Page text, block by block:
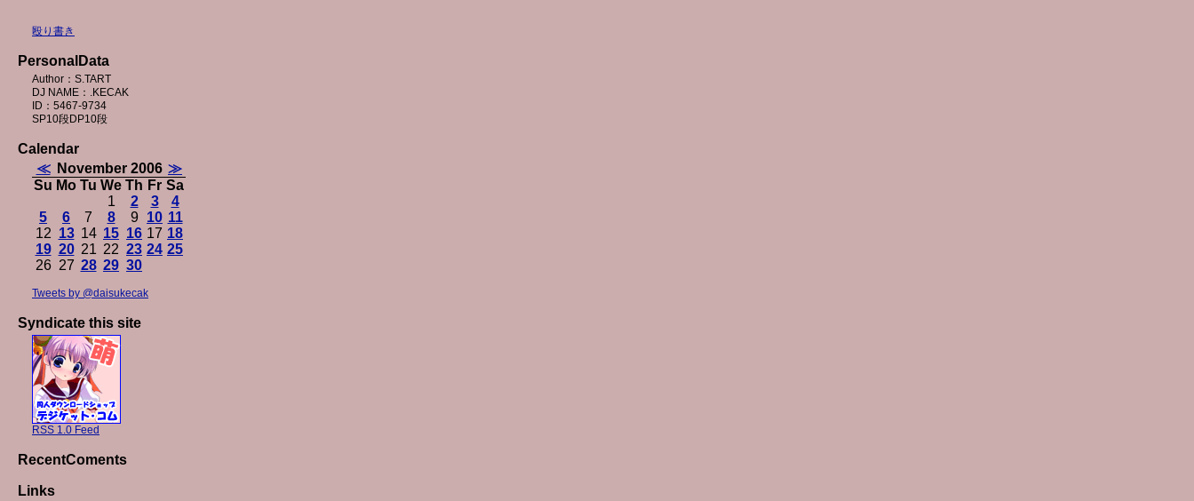
殴り書き
PersonalData
Author：S.TART
DJ NAME：.KECAK
ID：5467-9734
SP10段DP10段
Calendar
≪
November 2006 ≫
Su Mo Tu We Th Fr Sa
1
2 3
4
5
6 7 8 9 10 11
12 13 14 15 16 17 18
19 20 21 22 23 24 25
26 27 28 29 30
Tweets by @daisukecak
Syndicate this site
RSS 1.0 Feed
RecentComents
Links